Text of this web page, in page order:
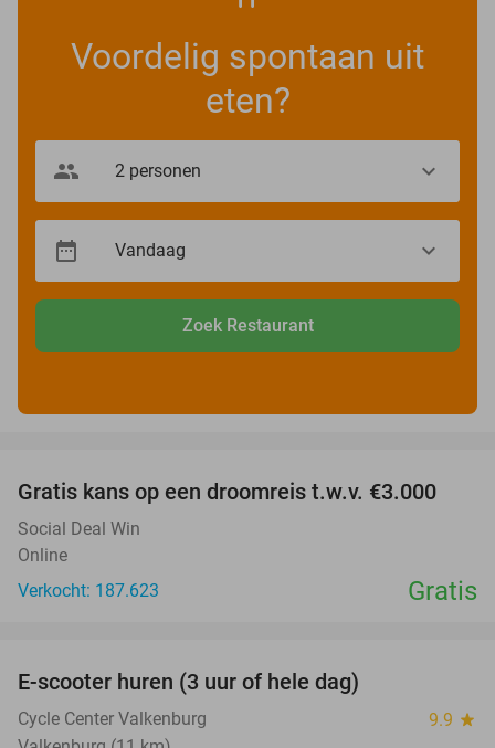
Voordelig spontaan uit
eten?
Zoek Restaurant
Gratis kans op een droomreis t.w.v. €3.000
Social Deal Win
Online
Verkocht: 187.623
Gratis
E-scooter huren (3 uur of hele dag)
Cycle Center Valkenburg 9.9 star